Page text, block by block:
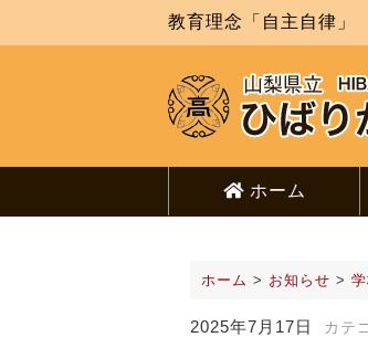
教育理念「自主自律」
ホーム
ホーム > お知らせ >
2025年7月17日 カテ